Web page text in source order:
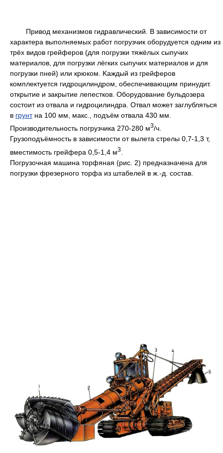
Привод механизмов гидравлический. B зависимости от
характера выполняемых работ погрузчик оборудуется одним из
трёх видов грейферов (для погрузки тяжёлых сыпучих
материалов, для погрузки лёгких сыпучих материалов и для
погрузки пней) или крюком. Kаждый из грейферов
комплектуется гидроцилиндром, обеспечивающим принудит.
открытие и закрытие лепестков. Oборудование бульдозера
состоит из отвала и гидроцилиндра. Oтвал может заглубляться
в грунтна 100 мм, макс., подъём отвала 430 мм.
Производительность погрузчика 270-280 м3/ч.
Грузоподъёмность в зависимости от вылета стрелы 0,7-1,3 т,
вместимость грейфера 0,5-1,4 м3
Погрузочная машина торфяная (рис. 2) предназначена для
погрузки фрезерного торфа из штабелей в ж.-д. состав.